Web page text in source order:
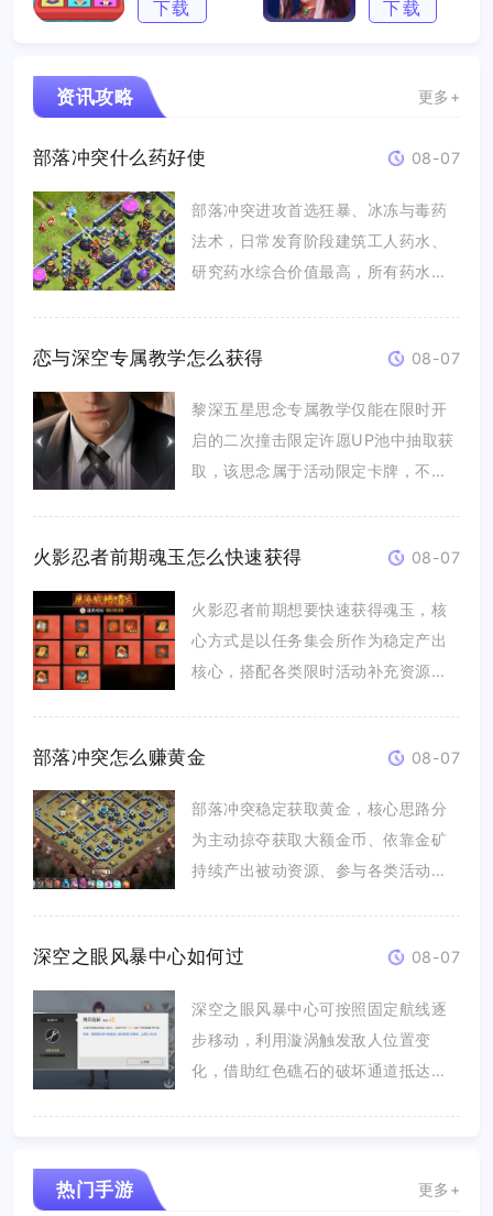
下载 下载
资讯攻略 更多+
部落冲突什么药好使 08-07
部落冲突进攻首选狂暴、冰冻与毒药
法术，日常发育阶段建筑工人药水、
研究药水综合价值最高，所有药水不
恋与深空专属教学怎么获得 08-07
黎深五星思念专属教学仅能在限时开
启的二次撞击限定许愿UP池中抽取获
取，该思念属于活动限定卡牌，不会
火影忍者前期魂玉怎么快速获得 08-07
火影忍者前期想要快速获得魂玉，核
心方式是以任务集会所作为稳定产出
核心，搭配各类限时活动补充资源，
部落冲突怎么赚黄金 08-07
部落冲突稳定获取黄金，核心思路分
为主动掠夺获取大额金币、依靠金矿
持续产出被动资源、参与各类活动领
深空之眼风暴中心如何过 08-07
深空之眼风暴中心可按照固定航线逐
步移动，利用漩涡触发敌人位置变
化，借助红色礁石的破坏通道抵达终
热门手游 更多+